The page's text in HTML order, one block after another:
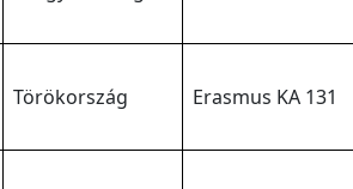
Törökország Erasmus KA 131